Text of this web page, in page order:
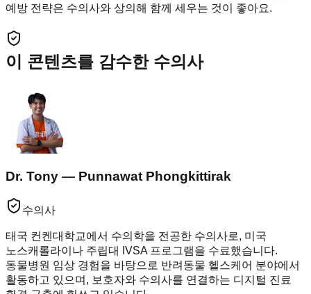
예방 전략은 수의사와 상의해 함께 세우는 것이 좋아요.
이 콘텐츠를 감수한 수의사
Dr. Tony — Punnawat Phongkittirak
수의사
태국 컨켄대학교에서 수의학을 전공한 수의사로, 미국
노스캐롤라이나 주립대 IVSA 프로그램을 수료했습니다.
동물병원 임상 경험을 바탕으로 반려동물 헬스케어 분야에서
활동하고 있으며, 보호자와 수의사를 연결하는 디지털 진료